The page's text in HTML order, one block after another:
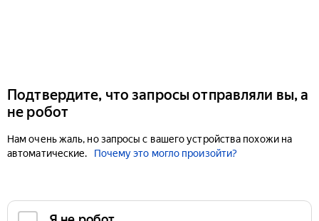
Подтвердите, что запросы отправляли вы, а
не робот
Нам очень жаль, но запросы с вашего устройства похожи на
автоматические.
Почему это могло произойти?